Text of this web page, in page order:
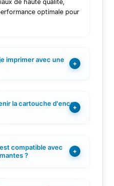
de haute qualité,
optimale pour
imprimer avec une
+
la cartouche d'encre
+
compatible avec
?
+